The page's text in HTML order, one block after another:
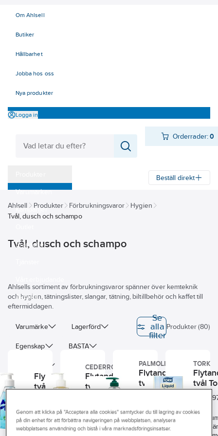
Om Ahlsell
Butiker
Hållbarhet
Jobba hos oss
Nya produkter
Logga in
Orderrader:0
Varumärken
Kampanjer
Branscher
Aktuellt
Beställ direkt
Ahlsell Produkter Förbrukningsvaror
Hygien
Tvål, dusch och schampo
Tvål, dusch och schampo
Ahlsells sortiment av förbrukningsvaror spänner över kemteknik
och hygien, tätningslister, slangar, tätning, biltillbehör och kaffet till
eftermiddagen.
Varumärke Lagerförd
Egenskap BASTA
Modell/Utförande
System Färg
Se
alla
filter
Produkter (80)
Flytande
tvål Bliw
Mild, mjuk
och behaglig
flytande tvål.
CEDERROTH
Flytande
tvål Ldb
flytande tvål
som gör
händerna
PALMOLIVE
Flytande
tvål
Palmolive
Honey
Klassisk
handtvål
berikad med
TORK
tvål
S1
Tork
tvål S1
Genom att klicka på "Acceptera alla cookies" samtycker du till lagring av cookies
på din enhet för att förbättra navigeringen på webbplatsen, analysera
webbplatsens användning och bistå i våra marknadsföringsinsatser.